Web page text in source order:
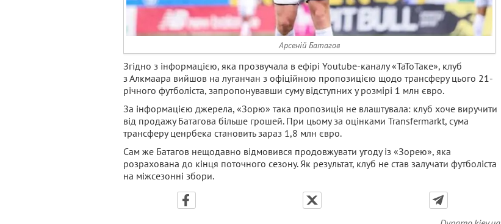
Арсеній Батагов
Згідно з інформацією, яка прозвучала в ефірі Youtube-каналу «ТаТоТаке», клуб
з Алкмаара вийшов на луганчан з офіційною пропозицією щодо трансферу цього 21-
річного футболіста, запропонувавши суму відступних у розмірі 1 млн євро.
За інформацією джерела, «Зорю» така пропозиція не влаштувала: клуб хоче виручити
від продажу Батагова більше грошей. При цьому за оцінками Transfermarkt, сума
трансферу ценрбека становить зараз 1,8 млн євро.
Сам же Батагов нещодавно відмовився продовжувати угоду із «Зорею», яка
розрахована до кінця поточного сезону. Як результат, клуб не став залучати футболіста
на міжсезонні збори.